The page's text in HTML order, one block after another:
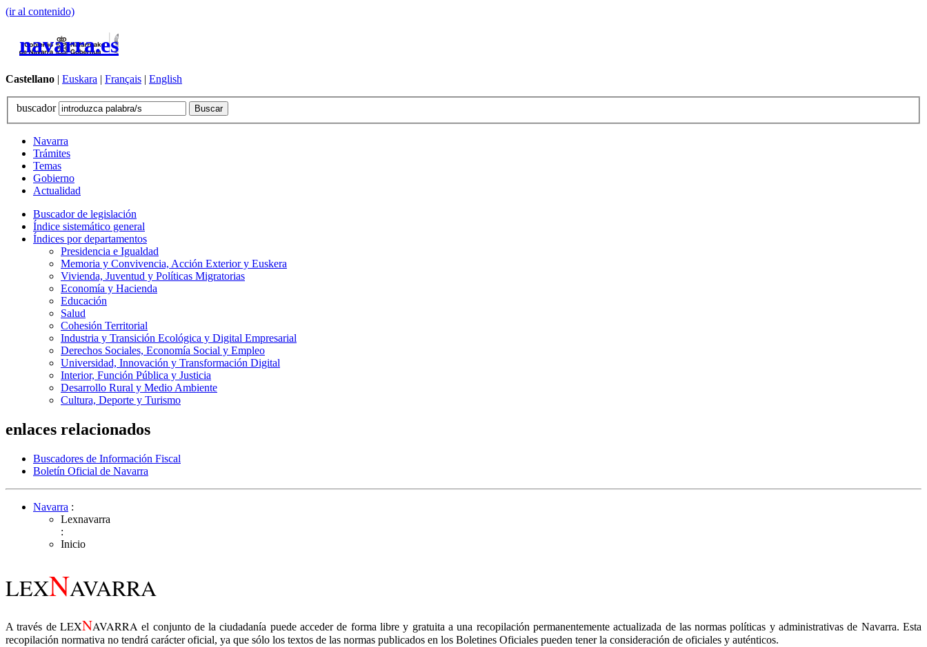
(ir al contenido)
navarra.es
Castellano | Euskara | Français | English
buscador
Navarra
Trámites
Temas
Gobierno
Actualidad
Buscador de legislación
Índice sistemático general
Índices por departamentos
Presidencia e Igualdad
Memoria y Convivencia, Acción Exterior y Euskera
Vivienda, Juventud y Políticas Migratorias
Economía y Hacienda
Educación
Salud
Cohesión Territorial
Industria y Transición Ecológica y Digital Empresarial
Derechos Sociales, Economía Social y Empleo
Universidad, Innovación y Transformación Digital
Interior, Función Pública y Justicia
Desarrollo Rural y Medio Ambiente
Cultura, Deporte y Turismo
enlaces relacionados
Buscadores de Información Fiscal
Boletín Oficial de Navarra
Navarra :
Lexnavarra
:
Inicio
LEXNAVARRA
A través de LEXNAVARRA el conjunto de la ciudadanía puede acceder de forma libre y gratuita a una recopilación permanentemente actualizada de las normas políticas y administrativas de Navarra. Esta
recopilación normativa no tendrá carácter oficial, ya que sólo los textos de las normas publicados en los Boletines Oficiales pueden tener la consideración de oficiales y auténticos.